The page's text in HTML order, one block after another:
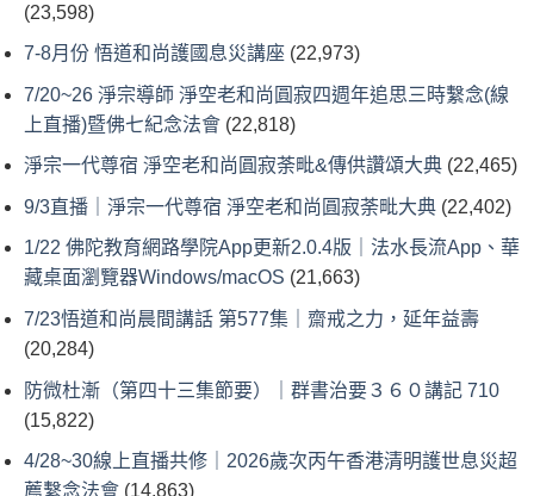
(23,598)
7-8月份 悟道和尚護國息災講座 (22,973)
7/20~26 淨宗導師 淨空老和尚圓寂四週年追思三時繫念(線
上直播)暨佛七紀念法會 (22,818)
淨宗一代尊宿 淨空老和尚圓寂荼毗&傳供讚頌大典 (22,465)
9/3直播｜淨宗一代尊宿 淨空老和尚圓寂荼毗大典 (22,402)
1/22 佛陀教育網路學院App更新2.0.4版｜法水長流App、華
藏桌面瀏覽器Windows/macOS (21,663)
7/23悟道和尚晨間講話 第577集｜齋戒之力，延年益壽
(20,284)
防微杜漸（第四十三集節要）｜群書治要３６０講記 710
(15,822)
4/28~30線上直播共修｜2026歲次丙午香港清明護世息災超
薦繫念法會 (14,863)